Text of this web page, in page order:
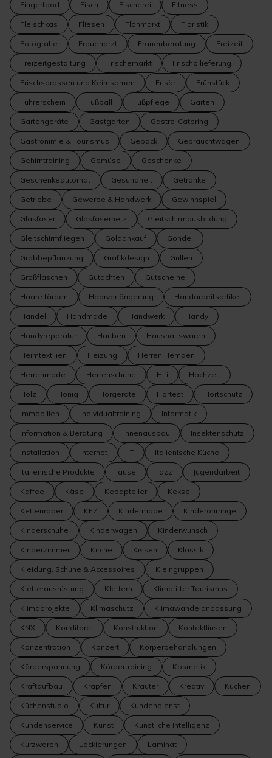
Fingerfood Fisch Fischerei Fitness
Fleischkas Fliesen Flohmarkt Floristik
Fotografie Frauenarzt Frauenberatung Freizeit
Freizeitgestaltung Frischemarkt Frischöllieferung
Frischsprossen und Keimsamen Frisör Frühstück
Führerschein Fußball Fußpflege Garten
Gartengeräte Gastgarten Gastro-Catering
Gastronimie & Tourismus Gebäck Gebrauchtwagen
Gehirntraining Gemüse Geschenke
Geschenkeautomat Gesundheit Getränke
Getriebe Gewerbe & Handwerk Gewinnspiel
Glasfaser Glasfasernetz Gleitschirmausbildung
Gleitschirmfliegen Goldankauf Gondel
Grabbepflanzung Grafikdesign Grillen
Großflaschen Gutachten Gutscheine
Haare färben Haarverlängerung Handarbeitsartikel
Handel Handmade Handwerk Handy
Handyreparatur Hauben Haushaltswaren
Heimtextilien Heizung Herren Hemden
Herrenmode Herrenschuhe Hifi Hochzeit
Holz Honig Hörgeräte Hörtest Hörtschutz
Immobilien Individualtraining Informatik
Information & Beratung Innenausbau Insektenschutz
Installation Internet IT Italienische Küche
italienische Produkte Jause Jazz Jugendarbeit
Kaffee Käse Kebapteller Kekse
Kettenräder KFZ Kindermode Kinderohrringe
Kinderschuhe Kinderwagen Kinderwunsch
Kinderzimmer Kirche Kissen Klassik
Kleidung, Schuhe & Accessoires Kleingruppen
Kletterausrüstung Klettern Klimafitter Tourismus
Klimaprojekte Klimaschutz Klimawandelanpassung
KNX Konditorei Konstruktion Kontaktlinsen
Konzentration Konzert Körperbehandlungen
Körperspannung Körpertraining Kosmetik
Kraftaufbau Krapfen Kräuter Kreativ Kuchen
Küchenstudio Kultur Kundendienst
Kundenservice Kunst Künstliche Intelligenz
Kurzwaren Lackierungen Laminat